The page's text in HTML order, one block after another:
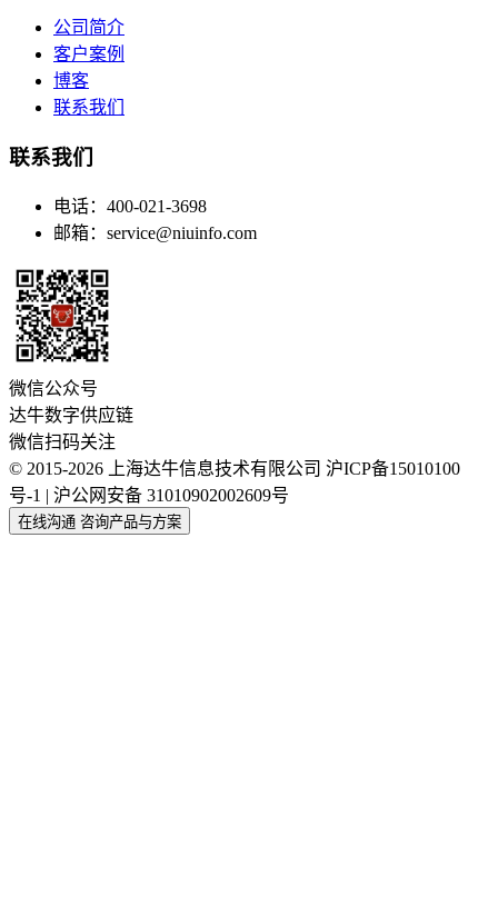
公司简介
客户案例
博客
联系我们
联系我们
电话：400-021-3698
邮箱：service@niuinfo.com
微信公众号
达牛数字供应链
微信扫码关注
© 2015-2026 上海达牛信息技术有限公司 沪ICP备15010100
号-1 | 沪公网安备 31010902002609号
在线沟通 咨询产品与方案